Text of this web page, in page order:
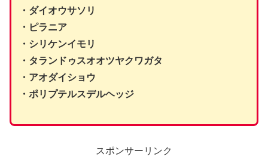
・ダイオウサソリ
・ピラニア
・シリケンイモリ
・タランドゥスオオツヤクワガタ
・アオダイショウ
・ポリプテルスデルヘッジ
スポンサーリンク